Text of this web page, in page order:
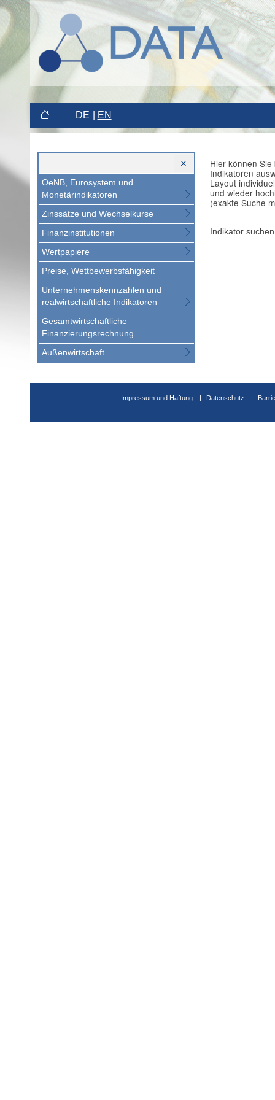
DE EN
OeNB, Eurosystem und
Monetärindikatoren
Zinssätze und Wechselkurse
Finanzinstitutionen
Wertpapiere
Preise, Wettbewerbsfähigkeit
Unternehmenskennzahlen und
realwirtschaftliche Indikatoren
Gesamtwirtschaftliche
Finanzierungsrechnung
Außenwirtschaft
Hier können
Indikatoren
Layout
und wieder
(exakte Suche
Indikator suchen
Impressum und Haftung Datenschutz